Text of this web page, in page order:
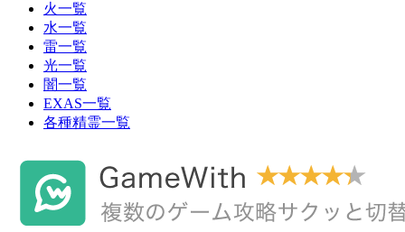
火一覧
水一覧
雷一覧
光一覧
闇一覧
EXAS一覧
各種精霊一覧